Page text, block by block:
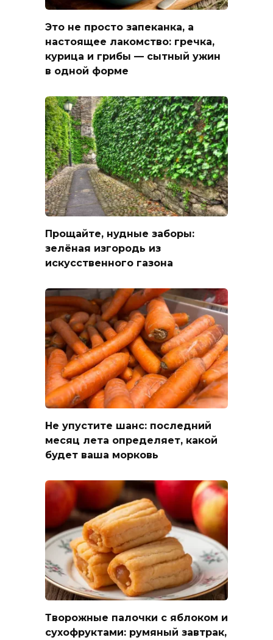
Это не просто запеканка, а
настоящее лакомство: гречка,
курица и грибы — сытный ужин
в одной форме
Прощайте, нудные заборы:
зелёная изгородь из
искусственного газона
Не упустите шанс: последний
месяц лета определяет, какой
будет ваша морковь
Творожные палочки с яблоком и
сухофруктами: румяный завтрак,